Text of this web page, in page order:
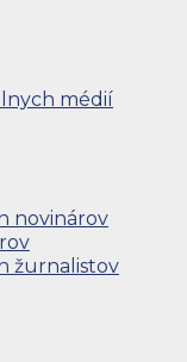
médií
novinárov
žurnalistov